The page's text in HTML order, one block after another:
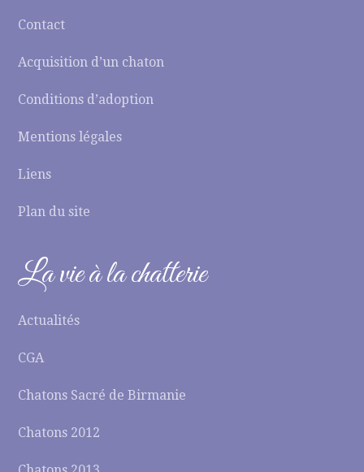
Contact
Acquisition d’un chaton
Conditions d’adoption
Mentions légales
Liens
Plan du site
La vie à la chatterie
Actualités
CGA
Chatons Sacré de Birmanie
Chatons 2012